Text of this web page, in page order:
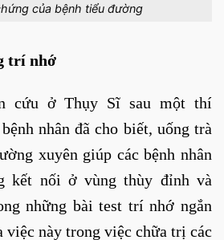
của bệnh tiểu đường
trí nhớ
cứu ở Thụy Sĩ sau một thí
nhân đã cho biết, uống trà
xuyên giúp các bệnh nhân
kết nối ở vùng thùy đỉnh và
những bài test trí nhớ ngắn
việc này trong việc chữa trị các